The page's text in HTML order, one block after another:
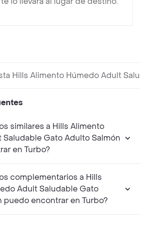
Hills Alimento Húmedo Adult
similares a Hills Alimento
Saludable Gato Adulto Salmón
en Turbo?
complementarios a Hills
Adult Saludable Gato
puedo encontrar en Turbo?